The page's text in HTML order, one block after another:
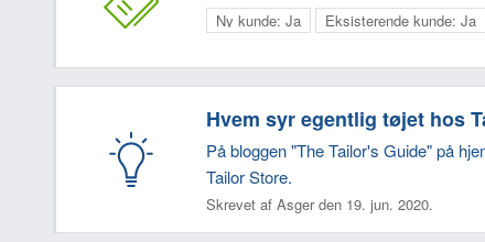
Ny kunde: Ja Eksisterende kunde: Ja
Hvem syr egentlig tøjet hos
På bloggen "The Tailor's Guide" på
Tailor Store.
Skrevet af Asger den 19. jun. 2020.